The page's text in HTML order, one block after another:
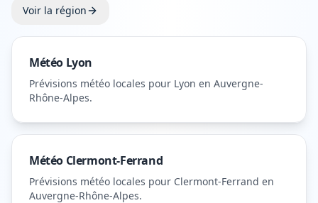
Voir la région
Météo Lyon
Prévisions météo locales pour Lyon en Auvergne-
Rhône-Alpes.
Météo Clermont-Ferrand
Prévisions météo locales pour Clermont-Ferrand en
Auvergne-Rhône-Alpes.